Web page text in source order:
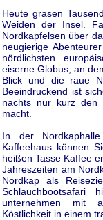
Heute grasen
Weiden der Insel.
Nordkapfelsen über
neugierige
nördlichsten
eiserne Globus, an
Blick und die raue
Beeindruckend ist
nachts nur kurz den
macht.
In der
Kaffeehaus können
heißen Tasse Kaffee
Jahreszeiten am
Nordkap als
unternehmen mit
Köstlichkeit in einem